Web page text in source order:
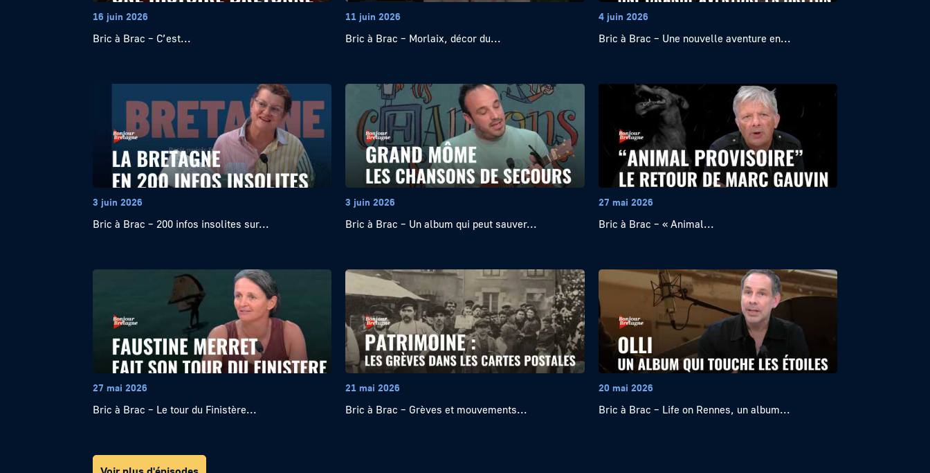
16 juin 2026
Bric à Brac – C’est...
11 juin 2026
Bric à Brac – Morlaix, décor du...
4 juin 2026
Bric à Brac – Une nouvelle aventure en...
3 juin 2026
Bric à Brac – 200 infos insolites sur...
3 juin 2026
Bric à Brac – Un album qui peut sauver...
27 mai 2026
Bric à Brac – « Animal...
27 mai 2026
Bric à Brac – Le tour du Finistère...
21 mai 2026
Bric à Brac – Grèves et mouvements...
20 mai 2026
Bric à Brac – Life on Rennes, un album...